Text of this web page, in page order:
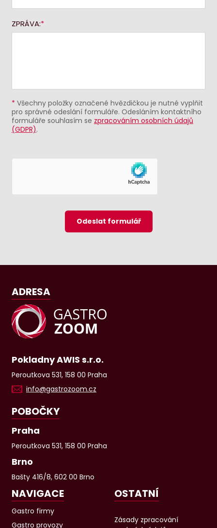
ZPRÁVA:
* Všechny položky označené hvězdičkou je nutné vyplňit
pro správné odeslání formuláře. Odesláním kontaktního
formuláře souhlasím se zpracováním osobních údajů
(GDPR).
Odeslat formulář
ADRESA
Pokladny AWIS s.r.o.
Peroutkova 531, 158 00 Praha
info@gastrozoom.cz
POBOČKY
Praha
Peroutkova 531, 158 00 Praha
Brno
Bašty 416/8, 602 00 Brno
NAVIGACE
Gastro firmy
Gastro provozy
OSTATNÍ
Zásady zpracování